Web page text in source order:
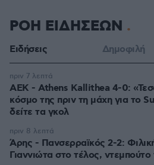
ΡΟΗ ΕΙΔΗΣΕΩΝ
Ειδήσεις Δημοφιλή
ΑΕΚ - Athens Kallithea 4-0:
κόσμο της πριν τη μάχη για το
δείτε τα γκολ
πριν 7 λεπτά
Άρης - Πανσερραϊκός 2-2:
Γιαννιώτα στο τέλος,
πριν 8 λεπτά